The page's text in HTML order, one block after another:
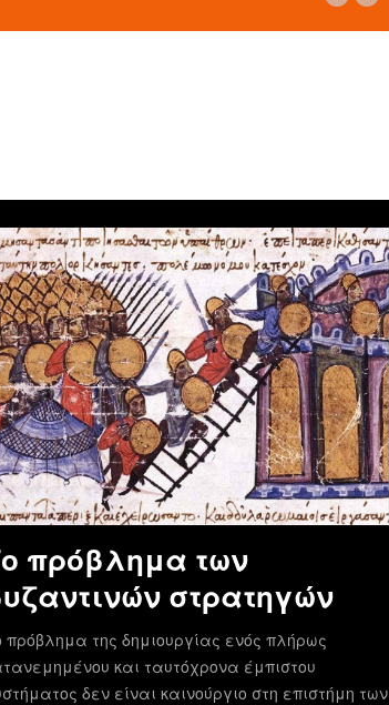
πρόβλημα των
στρατηγών
πρόβλημα της δημιουργίας ενός πλήρως
και ταυτόχρονα έμπιστου
δεν είναι καινούργιο στη επιστήμη των